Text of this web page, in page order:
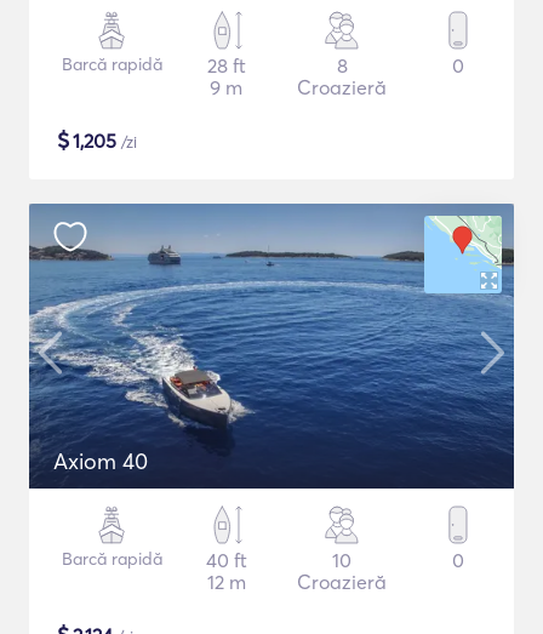
Barcă rapidă
28 ft
9 m
8
Croazieră
0
$1,205 /zi
Axiom 40
Barcă rapidă
40 ft
12 m
10
Croazieră
0